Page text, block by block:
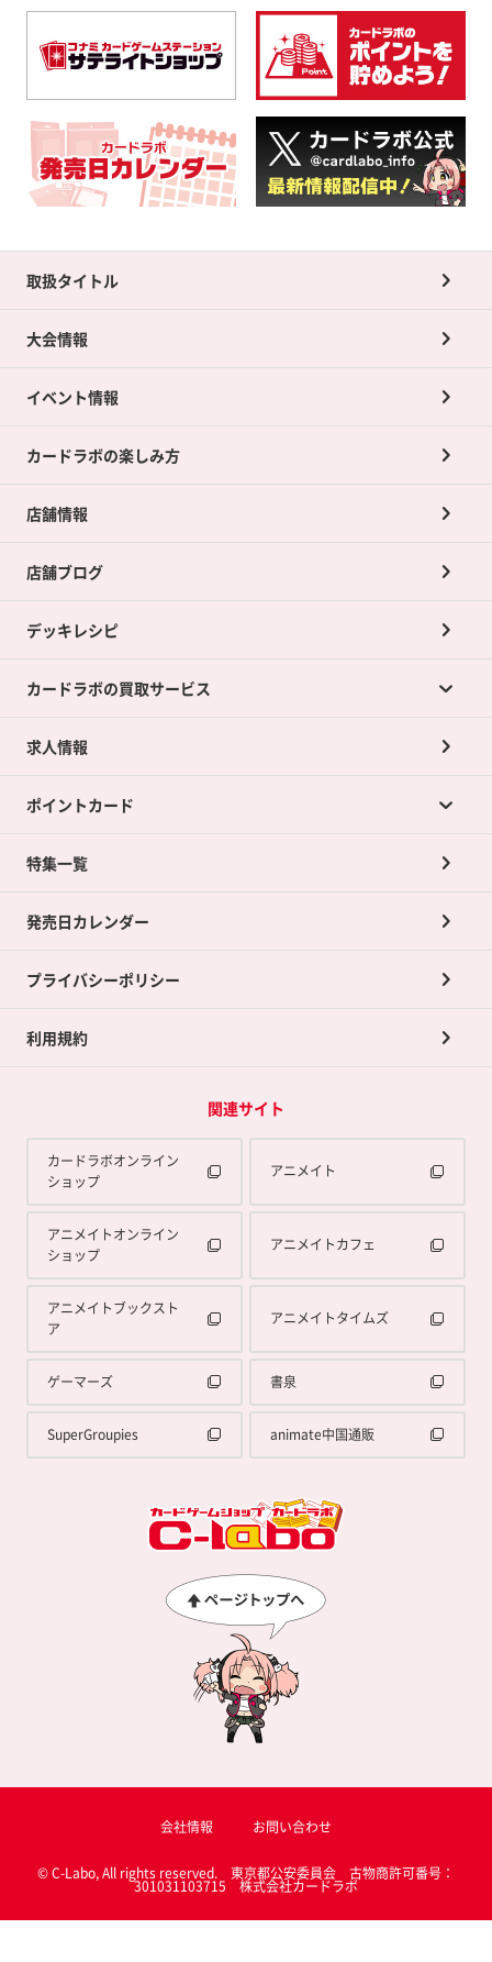
取扱タイトル
大会情報
イベント情報
カードラボの楽しみ方
店舗情報
店舗ブログ
デッキレシピ
カードラボの買取サービス
カードラボの買取サービスTOP
店舗買取について
ネット買取について
買取承諾書について
求人情報
ポイントカード
ポイントカードTOP
ポイント交換景品
特集一覧
発売日カレンダー
プライバシーポリシー
利用規約
関連サイト
カードラボオンライン
ショップ
アニメイト
アニメイトオンライン
ショップ
アニメイトカフェ
アニメイトブックスト
ア
アニメイトタイムズ
ゲーマーズ 書泉
SuperGroupies animate中国通販
会社情報 お問い合わせ
© C-Labo, All rights reserved. 東京都公安委員会 古物商許可番号：
301031103715 株式会社カードラボ